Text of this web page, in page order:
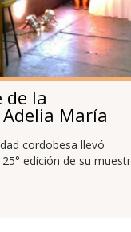
de la
María
cordobesa llevó
edición de su